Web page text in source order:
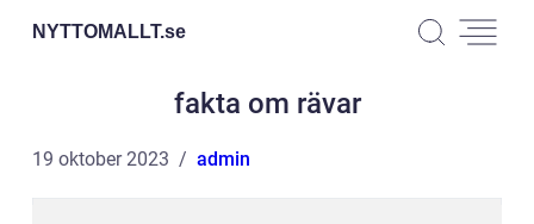
NYTTOMALLT.se
fakta om rävar
19 oktober 2023 admin